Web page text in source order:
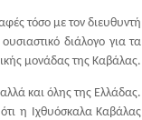
τόσο με τον διευθυντή
διάλογο για τα
μονάδας της Καβάλας.
και όλης της Ελλάδας.
η Ιχθυόσκαλα Καβάλας